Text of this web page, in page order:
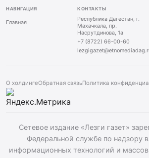
НАВИГАЦИЯ
Главная
КОНТАКТЫ
Республика Дагестан, г.
Махачкала, пр.
Насрутдинова, 1а
+7 (8722) 66-00-60
О холдингеОбратная связьПолитика
Сетевое издание «Лезги газет»
Федеральной службе по надзору
информационных технологий и